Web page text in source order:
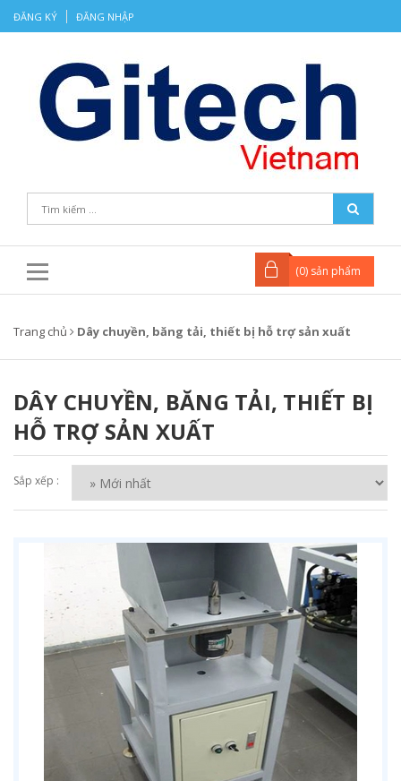
ĐĂNG KÝ ĐĂNG NHẬP
(0) sản phẩm
Trang chủ Dây chuyền, băng tải, thiết bị hỗ trợ sản xuất
DÂY CHUYỀN, BĂNG TẢI, THIẾT BỊ
HỖ TRỢ SẢN XUẤT
Sắp xếp :